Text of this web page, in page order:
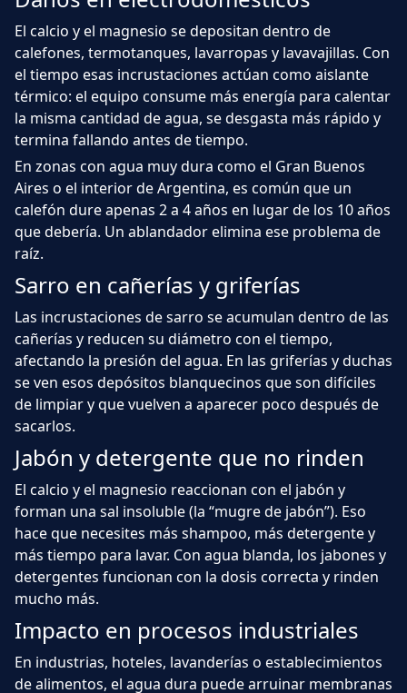
El calcio y el magnesio se depositan dentro de
calefones, termotanques, lavarropas y lavavajillas. Con
el tiempo esas incrustaciones actúan como aislante
térmico: el equipo consume más energía para calentar
la misma cantidad de agua, se desgasta más rápido y
termina fallando antes de tiempo.
En zonas con agua muy dura como el Gran Buenos
Aires o el interior de Argentina, es común que un
calefón dure apenas 2 a 4 años en lugar de los 10 años
que debería. Un ablandador elimina ese problema de
raíz.
Sarro en cañerías y griferías
Las incrustaciones de sarro se acumulan dentro de las
cañerías y reducen su diámetro con el tiempo,
afectando la presión del agua. En las griferías y duchas
se ven esos depósitos blanquecinos que son difíciles
de limpiar y que vuelven a aparecer poco después de
sacarlos.
Jabón y detergente que no rinden
El calcio y el magnesio reaccionan con el jabón y
forman una sal insoluble (la “mugre de jabón”). Eso
hace que necesites más shampoo, más detergente y
más tiempo para lavar. Con agua blanda, los jabones y
detergentes funcionan con la dosis correcta y rinden
mucho más.
Impacto en procesos industriales
En industrias, hoteles, lavanderías o establecimientos
de alimentos, el agua dura puede arruinar membranas